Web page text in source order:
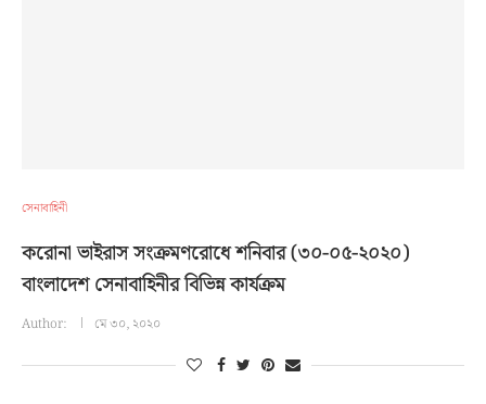
সেনাবাহিনী
করোনা ভাইরাস সংক্রমণরোধে শনিবার (৩০-০৫-২০২০)
বাংলাদেশ সেনাবাহিনীর বিভিন্ন কার্যক্রম
Author: মে ৩০, ২০২০